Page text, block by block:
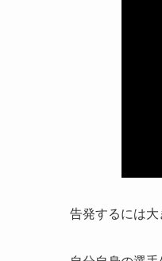
告発するには大